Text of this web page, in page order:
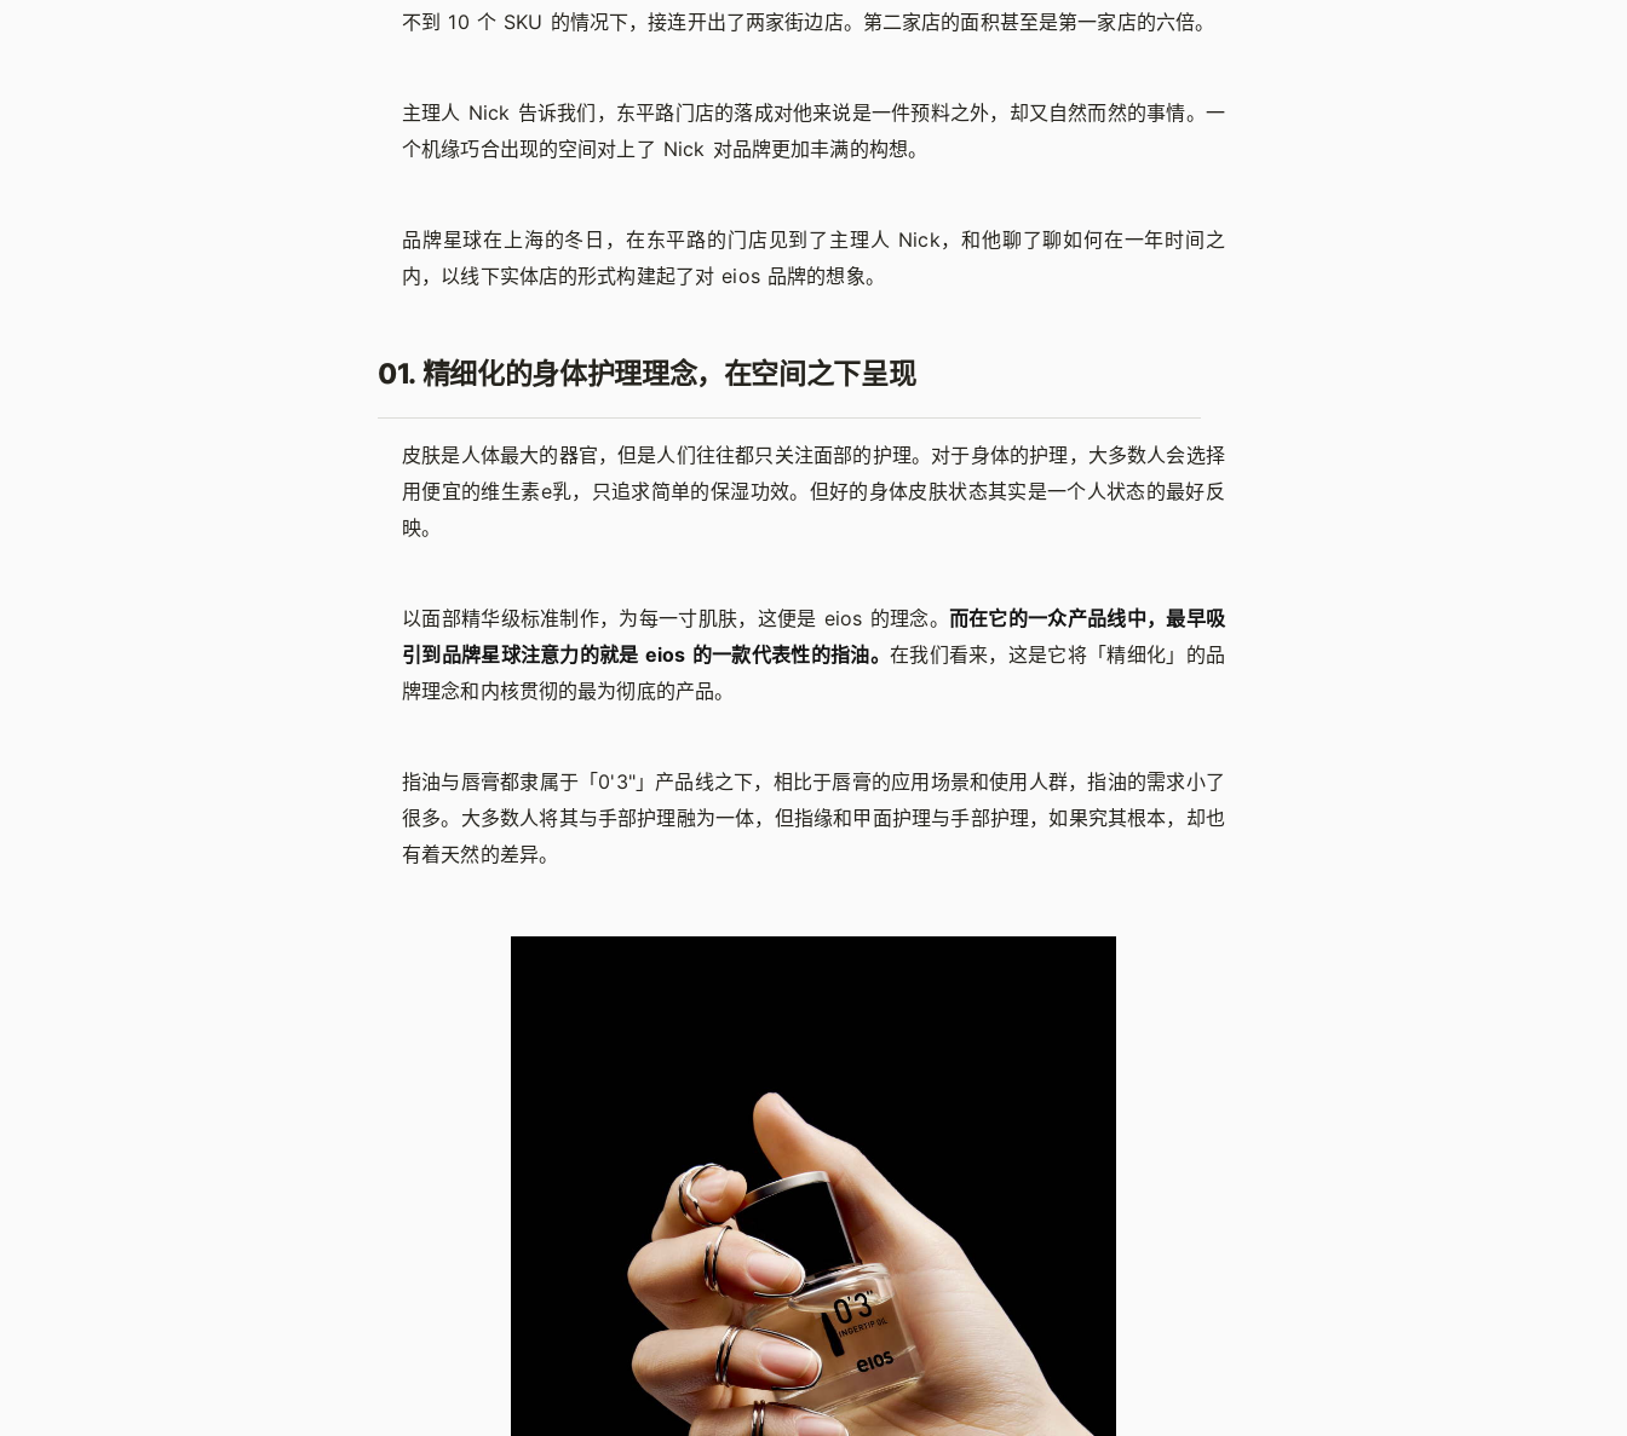
不到 10 个 SKU 的情况下，接连开出了两家街边店。第二家店的面积甚至是第一家店的六倍。
主理人 Nick 告诉我们，东平路门店的落成对他来说是一件预料之外，却又自然而然的事情。一
个机缘巧合出现的空间对上了 Nick 对品牌更加丰满的构想。
品牌星球在上海的冬日，在东平路的门店见到了主理人 Nick，和他聊了聊如何在一年时间之
内，以线下实体店的形式构建起了对 eios 品牌的想象。
01. 精细化的身体护理理念，在空间之下呈现
皮肤是人体最大的器官，但是人们往往都只关注面部的护理。对于身体的护理，大多数人会选择
用便宜的维生素e乳，只追求简单的保湿功效。但好的身体皮肤状态其实是一个人状态的最好反
映。
以面部精华级标准制作，为每一寸肌肤，这便是 eios 的理念。 而在它的一众产品线中，最早吸
引到品牌星球注意力的就是 eios 的一款代表性的指油。 在我们看来，这是它将「精细化」的品
牌理念和内核贯彻的最为彻底的产品。
指油与唇膏都隶属于「0'3"」产品线之下，相比于唇膏的应用场景和使用人群，指油的需求小了
很多。大多数人将其与手部护理融为一体，但指缘和甲面护理与手部护理，如果究其根本，却也
有着天然的差异。